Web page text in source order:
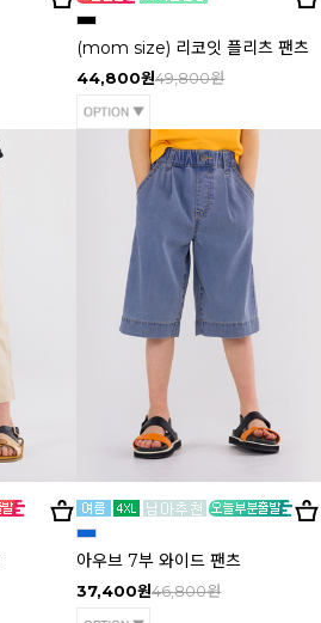
(mom size) 리코잇 플리츠 팬츠
44,800원49,800원
아우브 7부 와이드 팬츠
37,400원46,800원